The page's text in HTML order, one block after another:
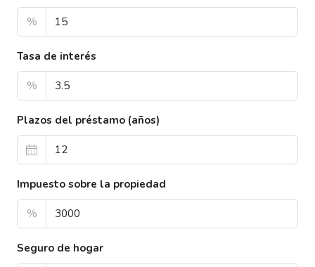
%
Tasa de interés
%
Plazos del préstamo (años)
Impuesto sobre la propiedad
%
Seguro de hogar